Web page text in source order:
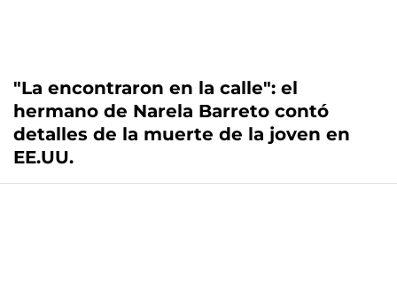
"La encontraron en la calle": el
hermano de Narela Barreto contó
detalles de la muerte de la joven en
EE.UU.